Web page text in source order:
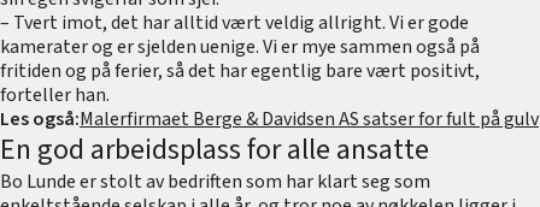
– Tvert imot, det har alltid vært veldig allright. Vi er gode
kamerater og er sjelden uenige. Vi er mye sammen også på
fritiden og på ferier, så det har egentlig bare vært positivt,
forteller han.
Les også:Malerfirmaet Berge & Davidsen AS satser for fult på gulv
En god arbeidsplass for alle ansatte
Bo Lunde er stolt av bedriften som har klart seg som